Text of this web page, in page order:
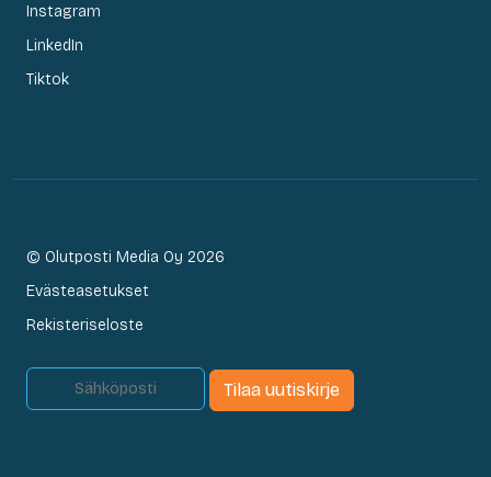
Instagram
LinkedIn
Tiktok
© Olutposti Media Oy 2026
Evästeasetukset
Rekisteriseloste
Tilaa uutiskirje